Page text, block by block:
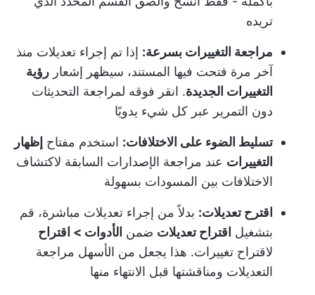
تريده
مراجعة التغييرات بسرعة: إذا تم إجراء تعديلات منذ
آخر مرة فتحت فيها المستند، سيظهر إشعار رؤية
التغييرات الجديدة. انقر فوقه لمراجعة التحديثات
دون التمرير عبر كل شيء يدويًا
تسليط الضوء على الاختلافات: استخدم مفتاح إظهار
التغييرات عند مراجعة الإصدارات السابقة لاكتشاف
الاختلافات بين المسودات بسهولة
اقترح تعديلات: بدلاً من إجراء تعديلات مباشرة، قم
بتشغيل اقتراح تعديلات ضمن الأدوات > اقتراح
لاقتراح تغييرات. هذا يجعل من الأسهل مراجعة
التعديلات ومناقشتها قبل الانتهاء منها